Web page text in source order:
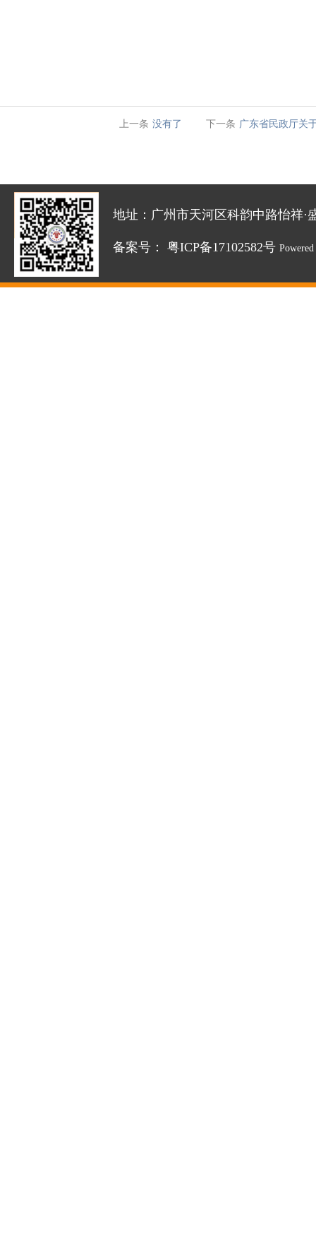
上一条 没有了 下一条 广东省民政厅关
地址：广州市天河区科韵中路怡祥·
备案号： 粤ICP备17102582号